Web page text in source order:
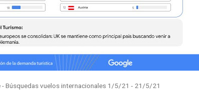
Búsquedas vuelos internacionales 1/5/21 - 21/5/21